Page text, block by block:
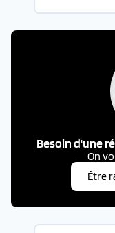
Besoin d'une
On
Être